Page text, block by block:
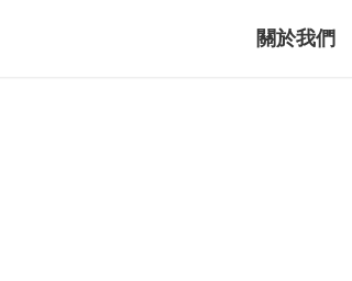
關於我們